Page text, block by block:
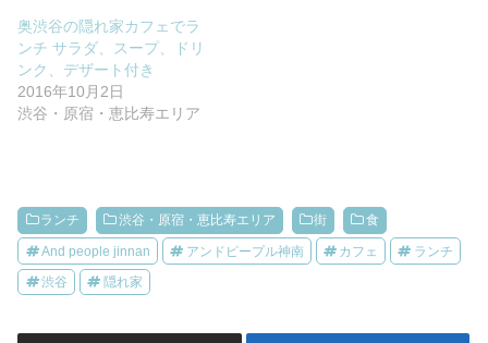
奥渋谷の隠れ家カフェでラ
ンチ サラダ、スープ、ドリ
ンク、デザート付き
2016年10月2日
渋谷・原宿・恵比寿エリア
ランチ 渋谷・原宿・恵比寿エリア 街 食
And people jinnan アンドピープル神南 カフェ ランチ
渋谷 隠れ家